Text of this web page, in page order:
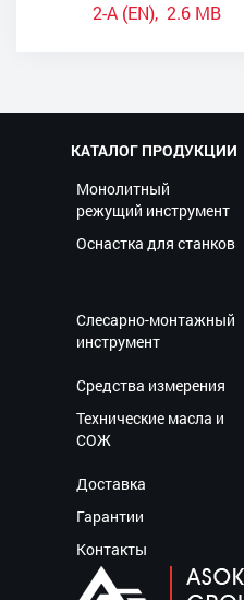
2-A (EN), 2.6 MB
КАТАЛОГ ПРОДУКЦИИ
Монолитный
режущий инструмент
Оснастка для станков
Слесарно-монтажный
инструмент
Средства измерения
Технические масла и
СОЖ
Доставка
Гарантии
Контакты